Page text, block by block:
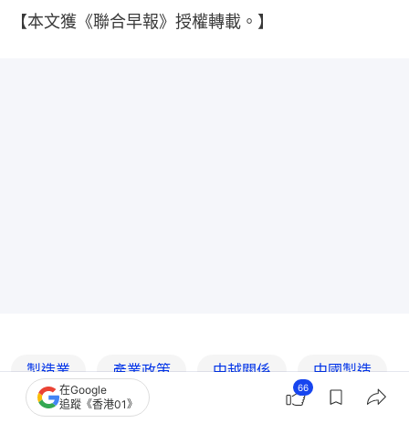
【本文獲《聯合早報》授權轉載。】
製造業 產業政策 中越關係 中國製造
越南 聯合早報
在Google
追蹤《香港01》
66